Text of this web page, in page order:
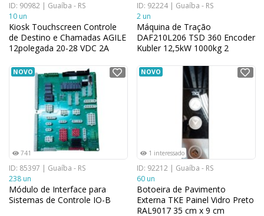
ID: 90982 | Guaíba - RS
10 un
Kiosk Touchscreen Controle
de Destino e Chamadas AGILE
12polegada 20-28 VDC 2A
ID: 92224 | Guaíba - RS
2 un
Máquina de Tração
DAF210L206 TSD 360 Encoder
Kubler 12,5kW 1000kg 2
NOVO
741
ID: 85397 | Guaíba - RS
238 un
Módulo de Interface para
Sistemas de Controle IO-B
NOVO
1 interessado
ID: 92212 | Guaíba - RS
60 un
Botoeira de Pavimento
Externa TKE Painel Vidro Preto
RAL9017 35 cm x 9 cm